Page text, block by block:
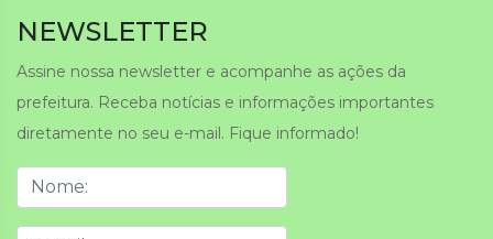
NEWSLETTER
Assine nossa newsletter e acompanhe as ações da
prefeitura. Receba notícias e informações importantes
diretamente no seu e-mail. Fique informado!